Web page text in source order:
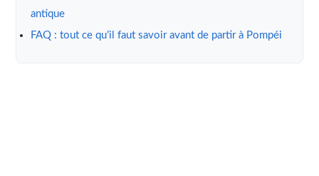
antique
FAQ : tout ce qu’il faut savoir avant de partir à Pompéi